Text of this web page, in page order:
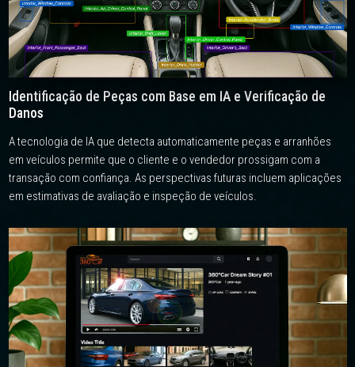
Identificação de Peças com Base em IA e Verificação de
Danos
A tecnologia de IA que detecta automaticamente peças e arranhões
em veículos permite que o cliente e o vendedor prossigam com a
transação com confiança. As perspectivas futuras incluem aplicações
em estimativas de avaliação e inspeção de veículos.